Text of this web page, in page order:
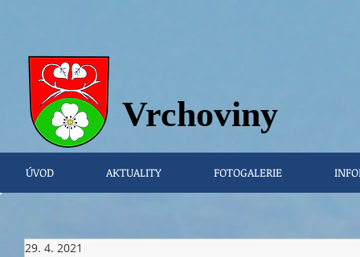
ÚVOD AKTUALITY FOTOGALERIE
Vrchoviny
29. 4. 2021